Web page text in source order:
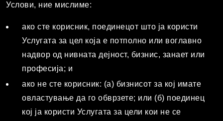
Услови, ние мислиме:
ако сте корисник, поединецот што ја користи
Услугата за цел која е потполно или воглавно
надвор од нивната дејност, бизнис, занает или
професија; и
ако не сте корисник: (а) бизнисот за кој имате
овластување да го обврзете; или (б) поединец
кој ја користи Услугата за цели кои не се